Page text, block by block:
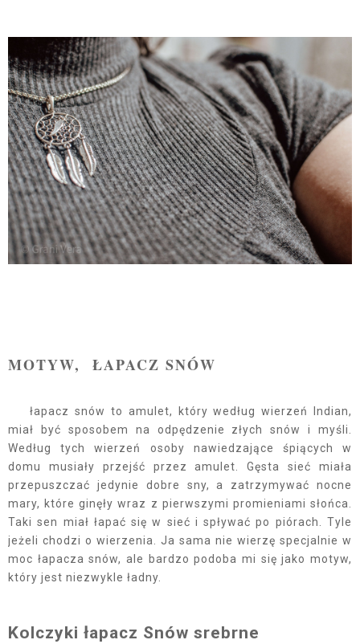
MOTYW, ŁAPACZ SNÓW
łapacz snów to amulet, który według wierzeń Indian,
miał być sposobem na odpędzenie złych snów i myśli.
Według tych wierzeń osoby nawiedzające śpiących w
domu musiały przejść przez amulet. Gęsta sieć miała
przepuszczać jedynie dobre sny, a zatrzymywać nocne
mary, które ginęły wraz z pierwszymi promieniami słońca.
Taki sen miał łapać się w sieć i spływać po piórach. Tyle
jeżeli chodzi o wierzenia. Ja sama nie wierzę specjalnie w
moc łapacza snów, ale bardzo podoba mi się jako motyw,
który jest niezwykle ładny.
Kolczyki łapacz Snów srebrne